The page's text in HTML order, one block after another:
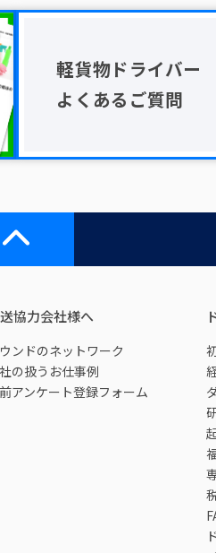
軽貨物ドライバー
よくあるご質問
協力会社様へ
ンドのネットワーク
の扱うお仕事例
アンケート登録フォーム